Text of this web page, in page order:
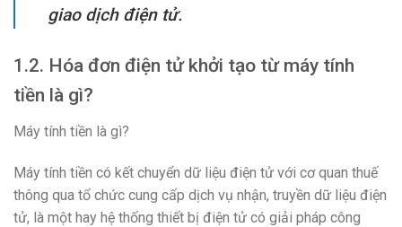
giao dịch điện tử.
1.2. Hóa đơn điện tử khởi tạo từ máy tính
tiền là gì?
Máy tính tiền là gì?
Máy tính tiền có kết chuyển dữ liệu điện tử với cơ quan thuế
thông qua tổ chức cung cấp dịch vụ nhận, truyền dữ liệu điện
tử, là một hay hệ thống thiết bị điện tử có giải pháp công